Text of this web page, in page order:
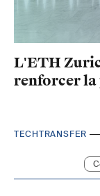
L'ETH
renforcer la
TECHTRANSFER